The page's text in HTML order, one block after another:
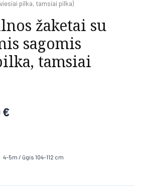
pilka, tamsiai pilka)
žaketai su
sagomis
tamsiai
€
4-5m / ūgis 104-112 cm